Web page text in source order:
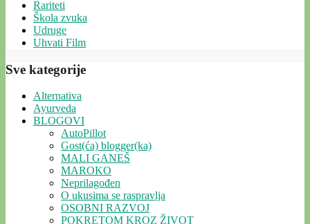
Rariteti
Škola zvuka
Udruge
Uhvati Film
Sve kategorije
Alternativa
Ayurveda
BLOGOVI
AutoPillot
Gost(ća) blogger(ka)
MALI GANEŠ
MAROKO
Neprilagođen
O ukusima se raspravlja
OSOBNI RAZVOJ
POKRETOM KROZ ŽIVOT